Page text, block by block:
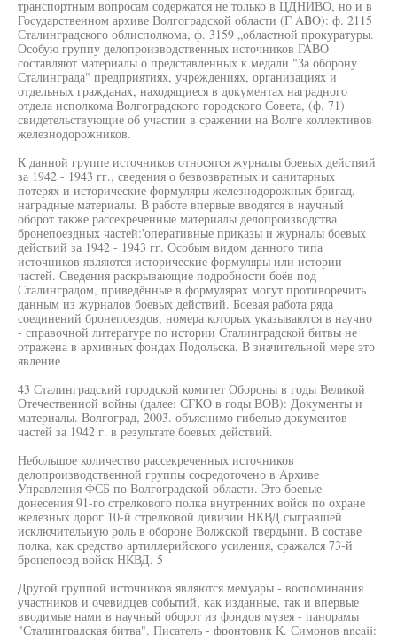
транспортным вопросам содержатся не только в ЦДНИВО, но и в
Государственном архиве Волгоградской области (Г ABO): ф. 2115
Сталинградского облисполкома, ф. 3159 „областной прокуратуры.
Особую группу делопроизводственных источников ГАВО
составляют материалы о представленных к медали "За оборону
Сталинграда" предприятиях, учреждениях, организациях и
отдельных гражданах, находящиеся в документах наградного
отдела исполкома Волгоградского городского Совета, (ф. 71)
свидетельствующие об участии в сражении на Волге коллективов
железнодорожников.
К данной группе источников относятся журналы боевых действий
за 1942 - 1943 гг., сведения о безвозвратных и санитарных
потерях и исторические формуляры железнодорожных бригад,
наградные материалы. В работе впервые вводятся в научный
оборот также рассекреченные материалы делопроизводства
бронепоездных частей:'оперативные приказы и журналы боевых
действий за 1942 - 1943 гг. Особым видом данного типа
источников являются исторические формуляры или истории
частей. Сведения раскрывающие подробности боёв под
Сталинградом, приведённые в формулярах могут противоречить
данным из журналов боевых действий. Боевая работа ряда
соединений бронепоездов, номера которых указываются в научно
- справочной литературе по истории Сталинградской битвы не
отражена в архивных фондах Подольска. В значительной мере это
явление
43 Сталинградский городской комитет Обороны в годы Великой
Отечественной войны (далее: СГКО в годы ВОВ): Документы и
материалы. Волгоград, 2003. объяснимо гибелью документов
частей за 1942 г. в результате боевых действий.
Небольшое количество рассекреченных источников
делопроизводственной группы сосредоточено в Архиве
Управления ФСБ по Волгоградской области. Это боевые
донесения 91-го стрелкового полка внутренних войск по охране
железных дорог 10-й стрелковой дивизии НКВД сыгравшей
исключительную роль в обороне Волжской твердыни. В составе
полка, как средство артиллерийского усиления, сражался 73-й
бронепоезд войск НКВД. 5
Другой группой источников являются мемуары - воспоминания
участников и очевидцев событий, как изданные, так и впервые
вводимые нами в научный оборот из фондов музея - панорамы
"Сталинградская битва". Писатель - фронтовик К. Симонов nncajj: